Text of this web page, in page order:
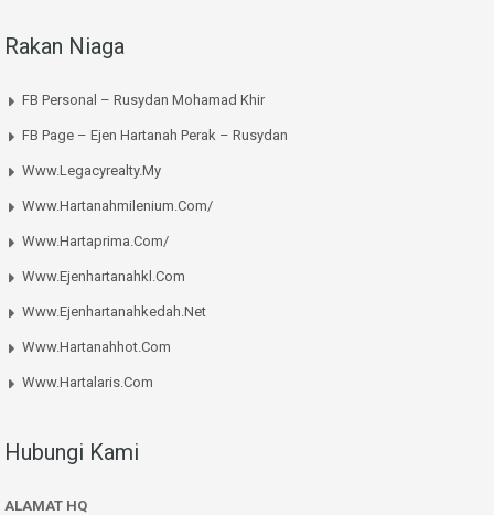
Rakan Niaga
FB Personal – Rusydan Mohamad Khir
FB Page – Ejen Hartanah Perak – Rusydan
Www.legacyrealty.my
Www.hartanahmilenium.com/
Www.hartaprima.com/
Www.ejenhartanahkl.com
Www.ejenhartanahkedah.net
Www.hartanahhot.com
Www.hartalaris.com
Hubungi Kami
ALAMAT HQ